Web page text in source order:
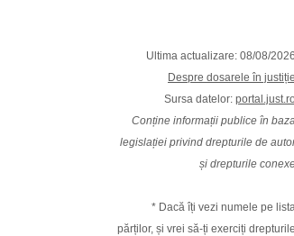
Ultima actualizare: 08/08/2026
Despre dosarele în justiție
Sursa datelor:
Conține informații publice în
legislației privind drepturile de
și drepturile
* Dacă îți vezi numele pe
părților, și vrei să-ți exerciți drepturile